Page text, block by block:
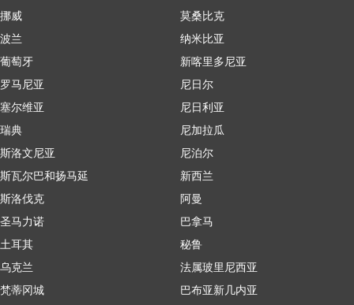
挪威
波兰
葡萄牙
罗马尼亚
塞尔维亚
瑞典
斯洛文尼亚
斯瓦尔巴和扬马延
斯洛伐克
圣马力诺
土耳其
乌克兰
梵蒂冈城
莫桑比克
纳米比亚
新喀里多尼亚
尼日尔
尼日利亚
尼加拉瓜
尼泊尔
新西兰
阿曼
巴拿马
秘鲁
法属玻里尼西亚
巴布亚新几内亚